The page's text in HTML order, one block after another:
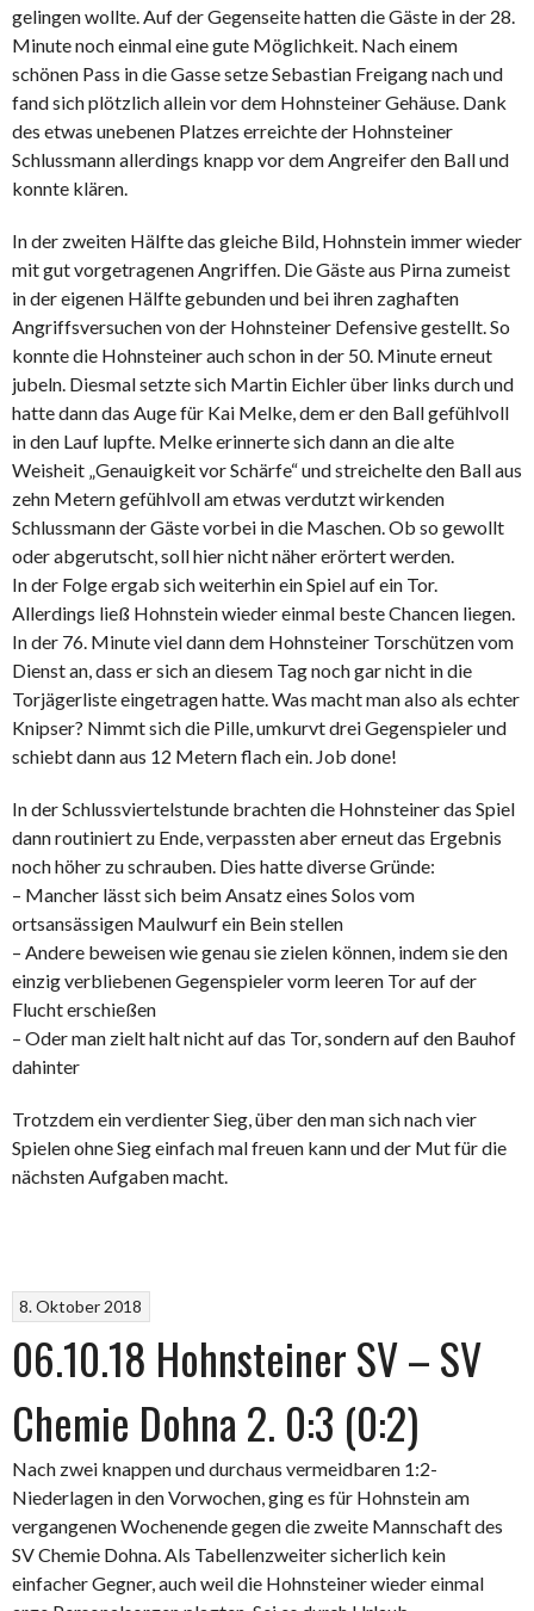
gelingen wollte. Auf der Gegenseite hatten die Gäste in der 28.
Minute noch einmal eine gute Möglichkeit. Nach einem
schönen Pass in die Gasse setze Sebastian Freigang nach und
fand sich plötzlich allein vor dem Hohnsteiner Gehäuse. Dank
des etwas unebenen Platzes erreichte der Hohnsteiner
Schlussmann allerdings knapp vor dem Angreifer den Ball und
konnte klären.
In der zweiten Hälfte das gleiche Bild, Hohnstein immer wieder
mit gut vorgetragenen Angriffen. Die Gäste aus Pirna zumeist
in der eigenen Hälfte gebunden und bei ihren zaghaften
Angriffsversuchen von der Hohnsteiner Defensive gestellt. So
konnte die Hohnsteiner auch schon in der 50. Minute erneut
jubeln. Diesmal setzte sich Martin Eichler über links durch und
hatte dann das Auge für Kai Melke, dem er den Ball gefühlvoll
in den Lauf lupfte. Melke erinnerte sich dann an die alte
Weisheit „Genauigkeit vor Schärfe“ und streichelte den Ball aus
zehn Metern gefühlvoll am etwas verdutzt wirkenden
Schlussmann der Gäste vorbei in die Maschen. Ob so gewollt
oder abgerutscht, soll hier nicht näher erörtert werden.
In der Folge ergab sich weiterhin ein Spiel auf ein Tor.
Allerdings ließ Hohnstein wieder einmal beste Chancen liegen.
In der 76. Minute viel dann dem Hohnsteiner Torschützen vom
Dienst an, dass er sich an diesem Tag noch gar nicht in die
Torjägerliste eingetragen hatte. Was macht man also als echter
Knipser? Nimmt sich die Pille, umkurvt drei Gegenspieler und
schiebt dann aus 12 Metern flach ein. Job done!
In der Schlussviertelstunde brachten die Hohnsteiner das Spiel
dann routiniert zu Ende, verpassten aber erneut das Ergebnis
noch höher zu schrauben. Dies hatte diverse Gründe:
– Mancher lässt sich beim Ansatz eines Solos vom
ortsansässigen Maulwurf ein Bein stellen
– Andere beweisen wie genau sie zielen können, indem sie den
einzig verbliebenen Gegenspieler vorm leeren Tor auf der
Flucht erschießen
– Oder man zielt halt nicht auf das Tor, sondern auf den Bauhof
dahinter
Trotzdem ein verdienter Sieg, über den man sich nach vier
Spielen ohne Sieg einfach mal freuen kann und der Mut für die
nächsten Aufgaben macht.
8. Oktober 2018
06.10.18 Hohnsteiner SV – SV
Chemie Dohna 2. 0:3 (0:2)
Nach zwei knappen und durchaus vermeidbaren 1:2-
Niederlagen in den Vorwochen, ging es für Hohnstein am
vergangenen Wochenende gegen die zweite Mannschaft des
SV Chemie Dohna. Als Tabellenzweiter sicherlich kein
einfacher Gegner, auch weil die Hohnsteiner wieder einmal